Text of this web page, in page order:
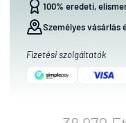
100% eredeti,
Személyes vásárlás
Fizetési szolgáltatók